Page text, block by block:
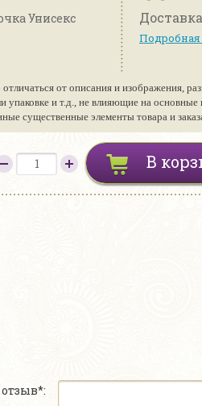
Унисекс
Доставка
Подробная
от описания и изображения,
упаковке и т.д., не влияющие на
существенные элементы товара и
В